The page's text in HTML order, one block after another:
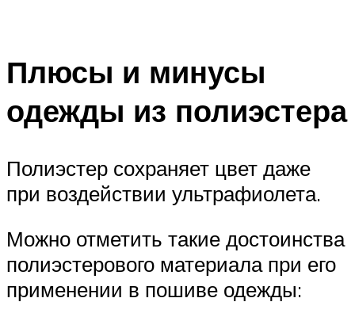
Плюсы и минусы
одежды из полиэстера
Полиэстер сохраняет цвет даже
при воздействии ультрафиолета.
Можно отметить такие достоинства
полиэстерового материала при его
применении в пошиве одежды: